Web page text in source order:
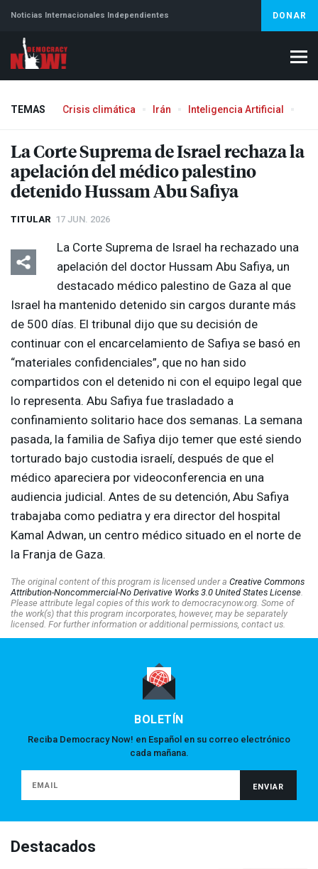
Noticias Internacionales Independientes DONAR
TEMAS Crisis climática Irán Inteligencia Artificial
La Corte Suprema de Israel rechaza la
apelación del médico palestino
detenido Hussam Abu Safiya
TITULAR 17 JUN. 2026
La Corte Suprema de Israel ha rechazado una
apelación del doctor Hussam Abu Safiya, un
destacado médico palestino de Gaza al que
Israel ha mantenido detenido sin cargos durante más
de 500 días. El tribunal dijo que su decisión de
continuar con el encarcelamiento de Safiya se basó en
“materiales confidenciales”, que no han sido
compartidos con el detenido ni con el equipo legal que
lo representa. Abu Safiya fue trasladado a
confinamiento solitario hace dos semanas. La semana
pasada, la familia de Safiya dijo temer que esté siendo
torturado bajo custodia israelí, después de que el
médico apareciera por videoconferencia en una
audiencia judicial. Antes de su detención, Abu Safiya
trabajaba como pediatra y era director del hospital
Kamal Adwan, un centro médico situado en el norte de
la Franja de Gaza.
The original content of this program is licensed under a Creative Commons
Attribution-Noncommercial-No Derivative Works 3.0 United States License.
Please attribute legal copies of this work to democracynow.org. Some of
the work(s) that this program incorporates, however, may be separately
licensed. For further information or additional permissions, contact us.
BOLETÍN
Reciba Democracy Now! en Español en su correo electrónico
cada mañana.
Destacados